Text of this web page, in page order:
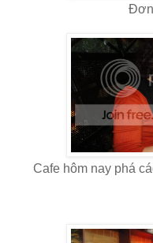
Đơn
Cafe hôm nay phá